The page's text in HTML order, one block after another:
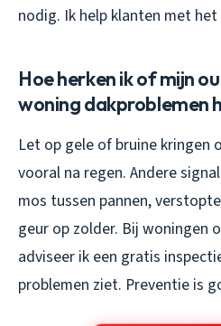
nodig. Ik help klanten met het
Hoe herken ik of mijn
woning dakproblemen
Let op gele of bruine kringen
vooral na regen. Andere
mos tussen pannen,
geur op zolder. Bij woningen
adviseer ik een gratis
problemen ziet. Preventie is